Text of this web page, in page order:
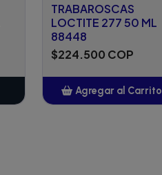
TRABAROSCAS
LOCTITE 277 50 ML
88448
$224.500 COP
Agregar al Carrito